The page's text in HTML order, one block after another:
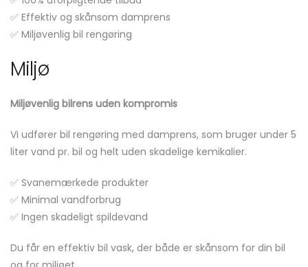
✅ Effektiv og skånsom damprens
✅ Miljøvenlig bil rengøring
Miljø
Miljøvenlig bilrens uden kompromis
Vi udfører bil rengøring med damprens, som bruger under 5
liter vand pr. bil og helt uden skadelige kemikalier.
✅ Svanemærkede produkter
✅ Minimal vandforbrug
✅ Ingen skadeligt spildevand
Du får en effektiv bil vask, der både er skånsom for din bil